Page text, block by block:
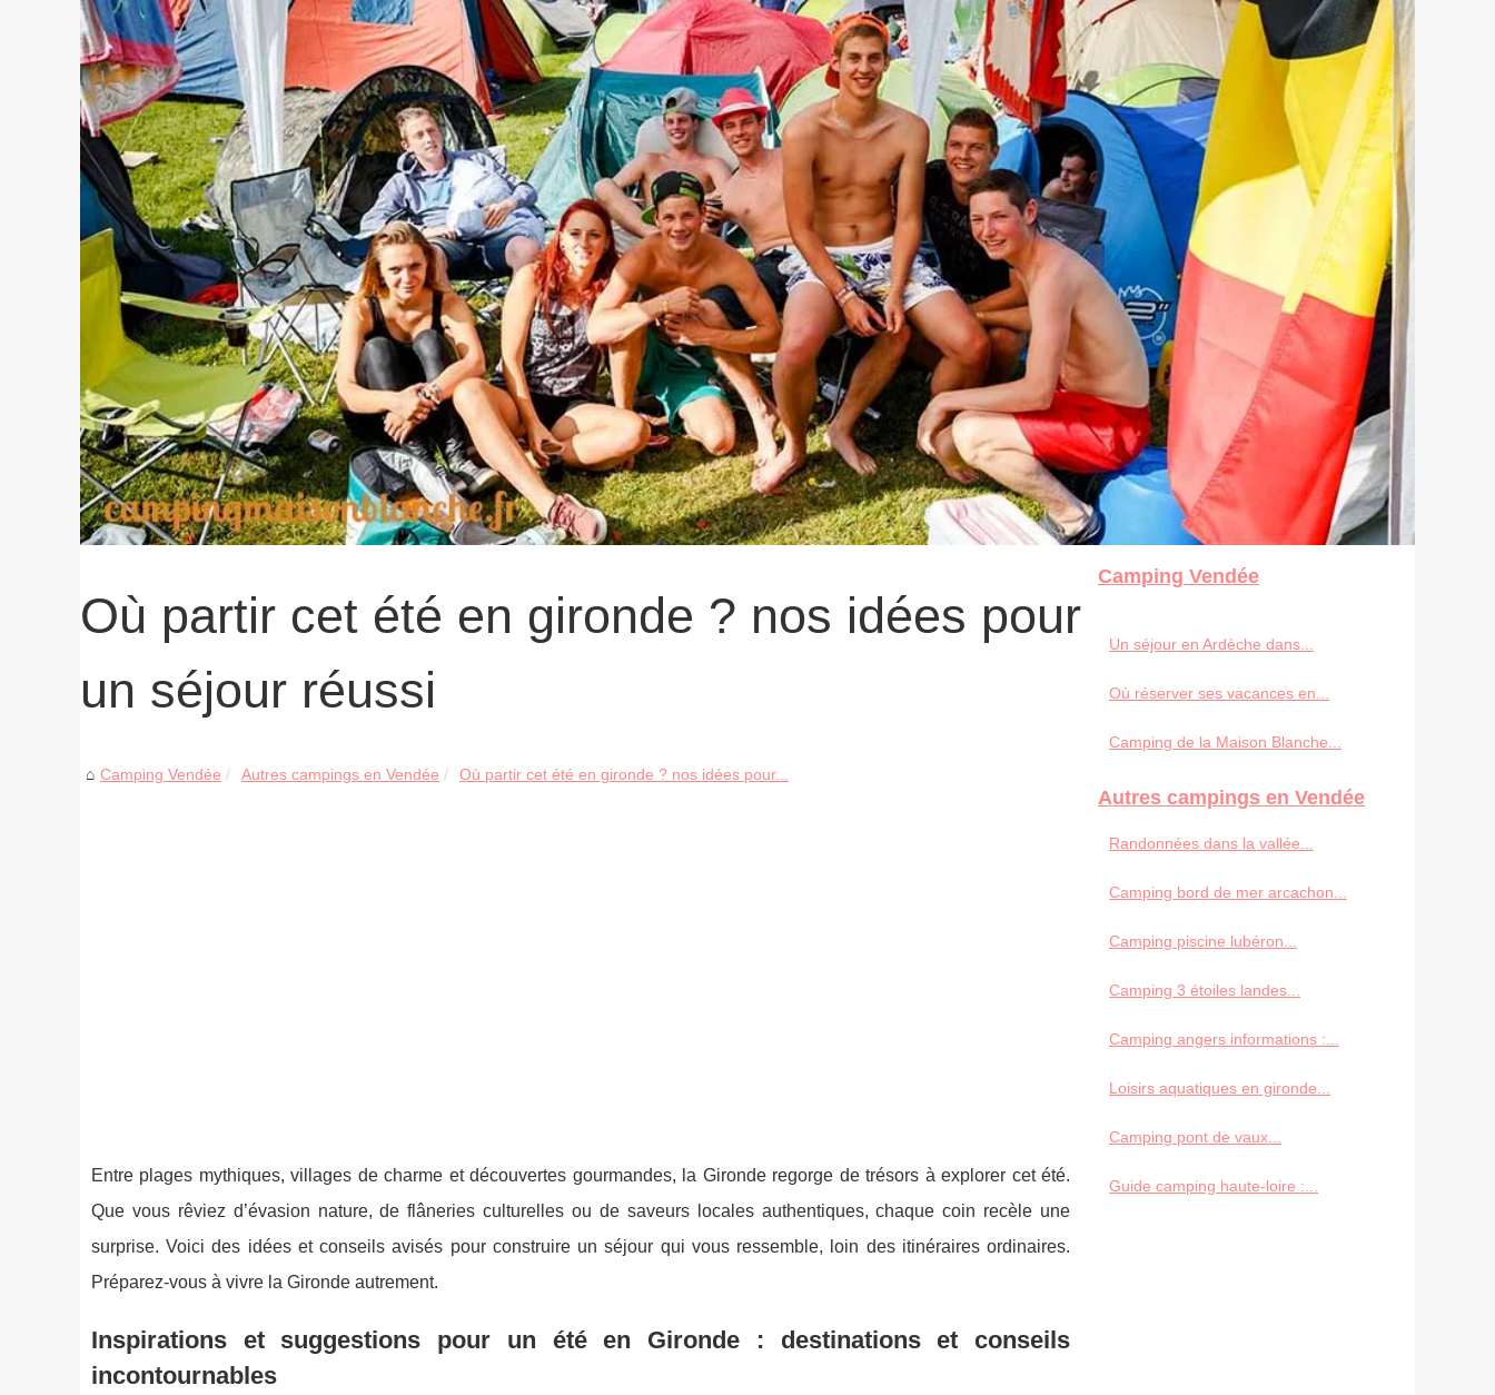
Où partir cet été en gironde ? nos idées pour
un séjour réussi
Camping Vendée Autres campings en Vendée Où partir cet été en gironde ? nos idées pour...
Entre plages mythiques, villages de charme et découvertes gourmandes, la Gironde regorge de trésors à explorer cet été.
Que vous rêviez d’évasion nature, de flâneries culturelles ou de saveurs locales authentiques, chaque coin recèle une
surprise. Voici des idées et conseils avisés pour construire un séjour qui vous ressemble, loin des itinéraires ordinaires.
Préparez-vous à vivre la Gironde autrement.
Inspirations et suggestions pour un été en Gironde : destinations et conseils
incontournables
Camping Vendée
Un séjour en Ardèche dans...
Où réserver ses vacances en...
Camping de la Maison Blanche...
Autres campings en Vendée
Randonnées dans la vallée...
Camping bord de mer arcachon...
Camping piscine lubéron...
Camping 3 étoiles landes...
Camping angers informations :...
Loisirs aquatiques en gironde...
Camping pont de vaux...
Guide camping haute-loire :...